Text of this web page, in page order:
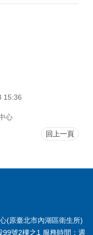
15:36
心
回上一頁
(原臺北市內湖區衛生所)
號2樓之1 服務時間：週